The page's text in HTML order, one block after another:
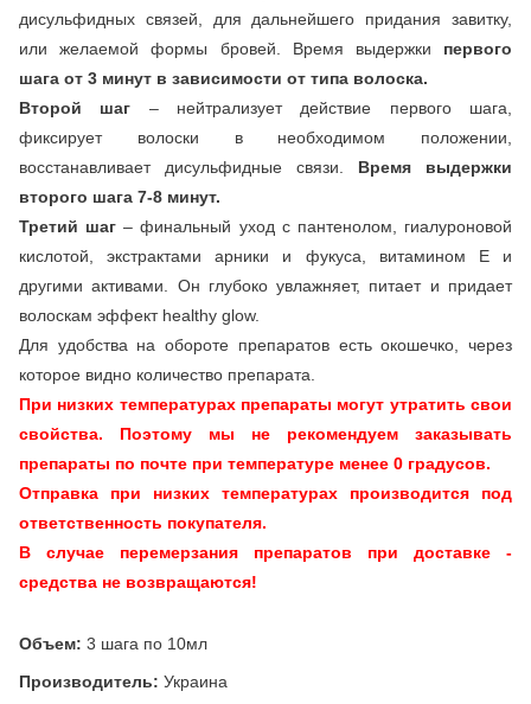
дисульфидных связей, для дальнейшего придания завитку,
или желаемой формы бровей. Время выдержки первого
шага от 3 минут в зависимости от типа волоска.
Второй шаг – нейтрализует действие первого шага,
фиксирует волоски в необходимом положении,
восстанавливает дисульфидные связи. Время выдержки
второго шага 7-8 минут.
Третий шаг – финальный уход с пантенолом, гиалуроновой
кислотой, экстрактами арники и фукуса, витамином Е и
другими активами. Он глубоко увлажняет, питает и придает
волоскам эффект healthy glow.
Для удобства на обороте препаратов есть окошечко, через
которое видно количество препарата.
При низких температурах препараты могут утратить свои
свойства. Поэтому мы не рекомендуем заказывать
препараты по почте при температуре менее 0 градусов.
Отправка при низких температурах производится под
ответственность покупателя.
В случае перемерзания препаратов при доставке -
средства не возвращаются!
Объем: 3 шага по 10мл
Производитель: Украина